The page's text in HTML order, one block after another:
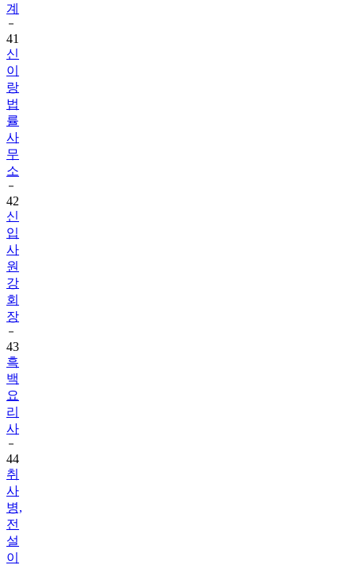
계
41
신
이
랑
법
률
사
무
소
42
신
입
사
원
강
회
장
43
흑
백
요
리
사
44
취
사
병,
전
설
이